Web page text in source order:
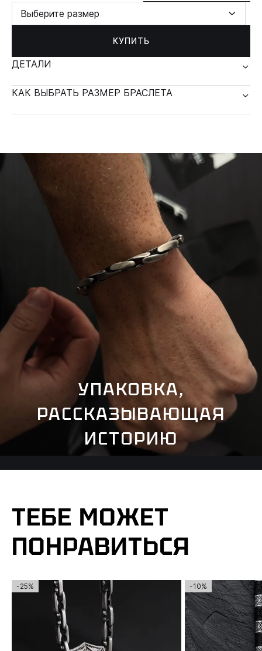
Выберите размер
КУПИТЬ
ДЕТАЛИ
КАК ВЫБРАТЬ РАЗМЕР БРАСЛЕТА
УПАКОВКА,
РАССКАЗЫВАЮЩАЯ
ИСТОРИЮ
ТЕБЕ МОЖЕТ
ПОНРАВИТЬСЯ
-25% -10%